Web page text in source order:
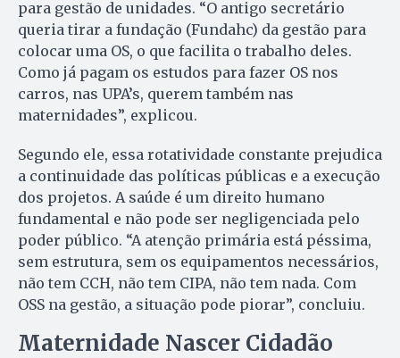
para gestão de unidades. “O antigo secretário
queria tirar a fundação (Fundahc) da gestão para
colocar uma OS, o que facilita o trabalho deles.
Como já pagam os estudos para fazer OS nos
carros, nas UPA’s, querem também nas
maternidades”, explicou.
Segundo ele, essa rotatividade constante prejudica
a continuidade das políticas públicas e a execução
dos projetos. A saúde é um direito humano
fundamental e não pode ser negligenciada pelo
poder público. “A atenção primária está péssima,
sem estrutura, sem os equipamentos necessários,
não tem CCH, não tem CIPA, não tem nada. Com
OSS na gestão, a situação pode piorar”, concluiu.
Maternidade Nascer Cidadão